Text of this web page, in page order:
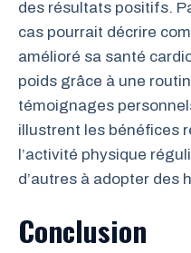
des résultats positifs.
cas pourrait décrire
amélioré sa santé
poids grâce à une
témoignages
illustrent les bénéfices
l’activité physique
d’autres à adopter des
Conclusion